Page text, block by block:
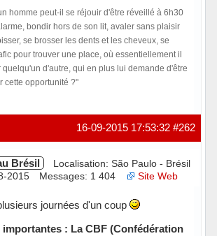
homme peut-il se réjouir d'être réveillé à 6h30
bondir hors de son lit, avaler sans plaisir
se brosser les dents et les cheveux, se
pour trouver une place, où essentiellement il
d'autre, qui en plus lui demande d'être
cette opportunité ?"
#262
16-09-2015 17:53:32
Brésil
Localisation: São Paulo - Brésil
2015
Messages: 1 404 Site Web
journées d'un coup
importantes : La CBF (Confédération